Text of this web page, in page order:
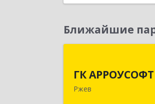
Ближайшие
ГК АРРОУСОФТ
Ржев
Ржев г, Большая